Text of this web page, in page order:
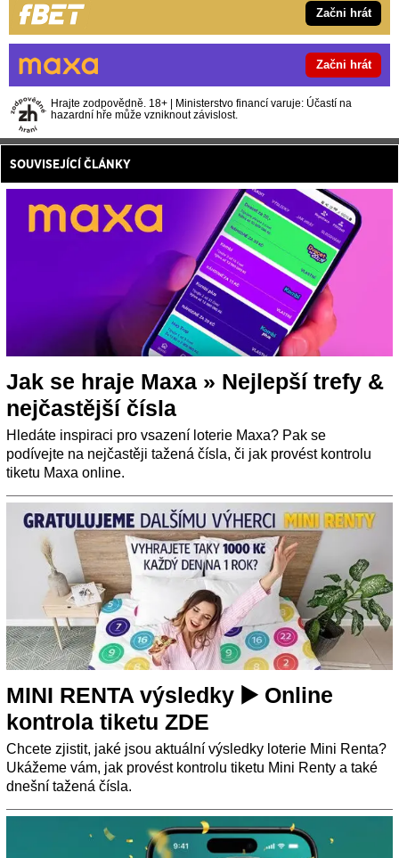
Začni hrát
Začni hrát
Hrajte zodpovědně. 18+ | Ministerstvo financí varuje: Účastí na
hazardní hře může vzniknout závislost.
SOUVISEJÍCÍ ČLÁNKY
Jak se hraje Maxa » Nejlepší trefy &
nejčastější čísla
Hledáte inspiraci pro vsazení loterie Maxa? Pak se
podívejte na nejčastěji tažená čísla, či jak provést kontrolu
tiketu Maxa online.
MINI RENTA výsledky ▶️ Online
kontrola tiketu ZDE
Chcete zjistit, jaké jsou aktuální výsledky loterie Mini Renta?
Ukážeme vám, jak provést kontrolu tiketu Mini Renty a také
dnešní tažená čísla.